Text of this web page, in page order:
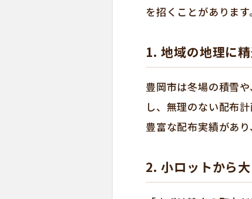
を招くことがありま
1. 地域の地理に
豊岡市は冬場の積雪
し、無理のない配布
豊富な配布実績があ
2. 小ロットから